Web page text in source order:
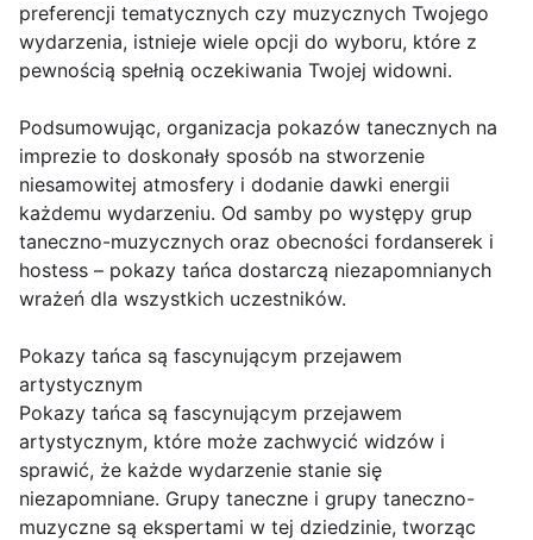
preferencji tematycznych czy muzycznych Twojego
wydarzenia, istnieje wiele opcji do wyboru, które z
pewnością spełnią oczekiwania Twojej widowni.
Podsumowując, organizacja pokazów tanecznych na
imprezie to doskonały sposób na stworzenie
niesamowitej atmosfery i dodanie dawki energii
każdemu wydarzeniu. Od samby po występy grup
taneczno-muzycznych oraz obecności fordanserek i
hostess – pokazy tańca dostarczą niezapomnianych
wrażeń dla wszystkich uczestników.
Pokazy tańca są fascynującym przejawem
artystycznym
Pokazy tańca są fascynującym przejawem
artystycznym, które może zachwycić widzów i
sprawić, że każde wydarzenie stanie się
niezapomniane. Grupy taneczne i grupy taneczno-
muzyczne są ekspertami w tej dziedzinie, tworząc